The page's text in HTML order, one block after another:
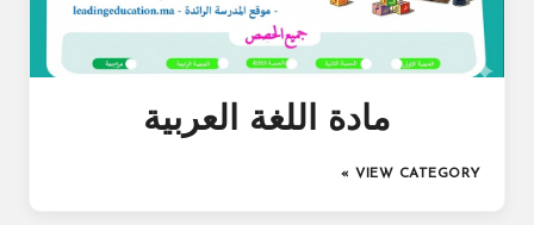
مادة اللغة العربية
VIEW CATEGORY »